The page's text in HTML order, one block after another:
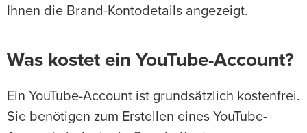
Ihnen die Brand-Kontodetails angezeigt.
Was kostet ein YouTube-Account?
Ein YouTube-Account ist grundsätzlich kostenfrei.
Sie benötigen zum Erstellen eines YouTube-